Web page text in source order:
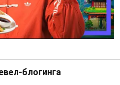
блогинга